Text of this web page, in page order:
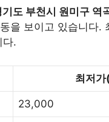
기도 부천시 원미구 역
을 보이고 있습니다.
다.
최저
23,000